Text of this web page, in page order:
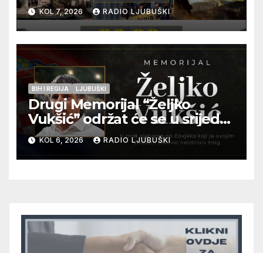
pogibije generala Blaža
Kraljevića i osmorice
pripadnika HOS-a
KOL 7, 2026 RADIO LJUBUŠKI
BIH I REGIJA LJUBUŠKI
Drugi Memorijal “Željko
Vukšić” održat će se u srijedu
12. kolovoza u Otoku
KOL 6, 2026 RADIO LJUBUŠKI